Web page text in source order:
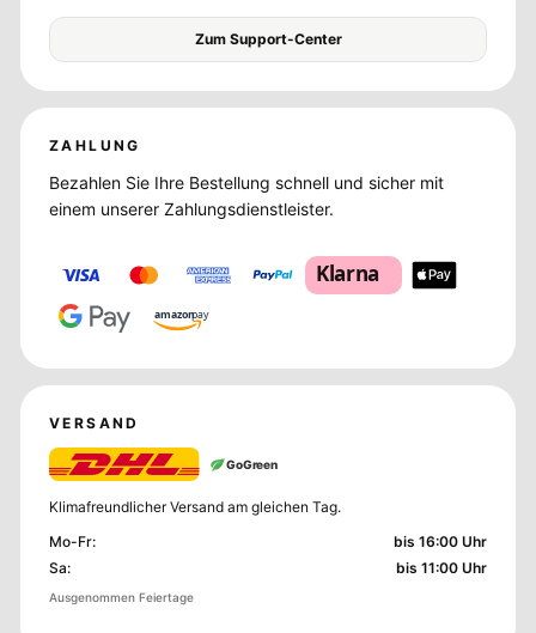
Zum Support-Center
ZAHLUNG
Bezahlen Sie Ihre Bestellung schnell und sicher mit
einem unserer Zahlungsdienstleister.
Klarna
amazonpay
VERSAND
GoGreen
Klimafreundlicher Versand am gleichen Tag.
Mo-Fr:
bis 16:00 Uhr
Sa: bis 11:00 Uhr
Ausgenommen Feiertage